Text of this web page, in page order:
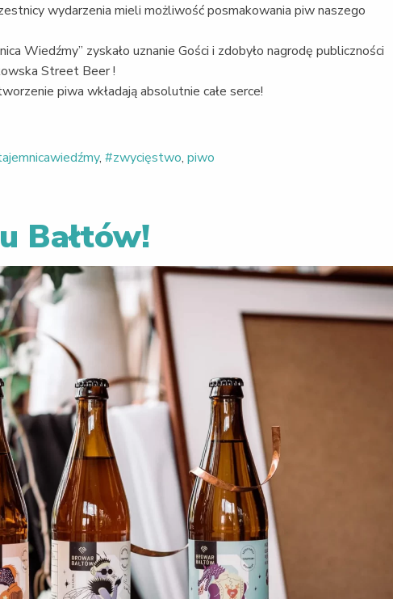
wydarzenia mieli możliwość posmakowania piw naszego
Wiedźmy” zyskało uznanie Gości i zdobyło nagrodę publiczności
Street Beer !
piwa wkładają absolutnie całe serce!
, #zwycięstwo, piwo
Bałtów!